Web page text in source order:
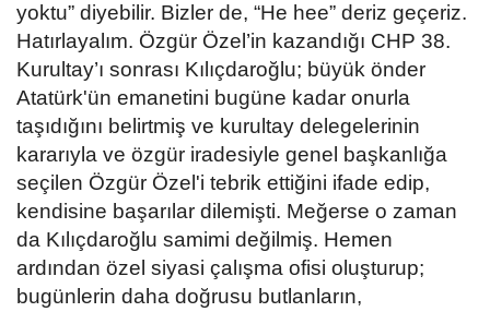
yoktu” diyebilir. Bizler de, “He hee” deriz geçeriz.
Hatırlayalım. Özgür Özel’in kazandığı CHP 38.
Kurultay’ı sonrası Kılıçdaroğlu; büyük önder
Atatürk'ün emanetini bugüne kadar onurla
taşıdığını belirtmiş ve kurultay delegelerinin
kararıyla ve özgür iradesiyle genel başkanlığa
seçilen Özgür Özel'i tebrik ettiğini ifade edip,
kendisine başarılar dilemişti. Meğerse o zaman
da Kılıçdaroğlu samimi değilmiş. Hemen
ardından özel siyasi çalışma ofisi oluşturup;
bugünlerin daha doğrusu butlanların,